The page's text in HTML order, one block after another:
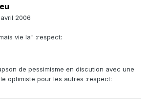
2006
vie la" :respect:
de pessimisme en discution avec une
optimiste pour les autres :respect: